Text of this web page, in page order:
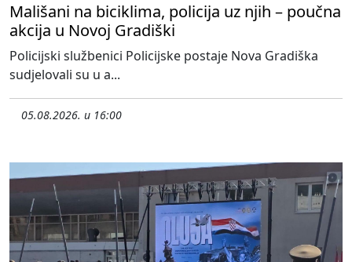
Mališani na biciklima, policija uz njih – poučna
akcija u Novoj Gradiški
Policijski službenici Policijske postaje Nova Gradiška
sudjelovali su u a...
05.08.2026. u 16:00